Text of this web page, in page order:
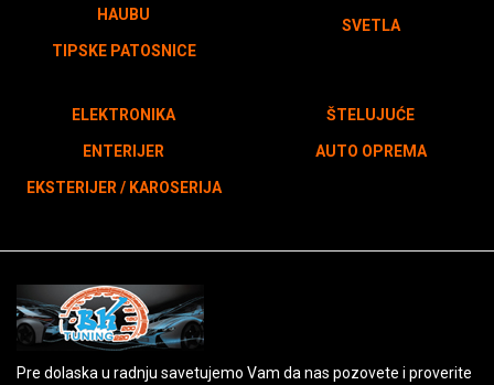
HAUBU
TIPSKE PATOSNICE
SVETLA
ELEKTRONIKA
ENTERIJER
EKSTERIJER / KAROSERIJA
ŠTELUJUĆE
AUTO OPREMA
Pre dolaska u radnju savetujemo Vam da nas pozovete i proverite